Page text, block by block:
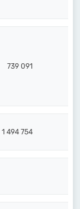
739 091
1 494 754